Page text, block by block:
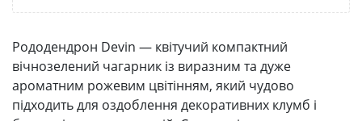
Рододендрон Devin — квітучий компактний
вічнозелений чагарник із виразним та дуже
ароматним рожевим цвітінням, який чудово
підходить для оздоблення декоративних клумб і